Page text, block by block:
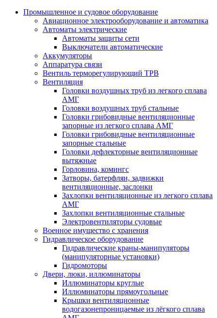
Промышленное и судовое оборудование
Авиационное электрооборудование и автоматика
Автоматы электрические
Автоматы защиты сети
Выключатели автоматические
Аккумуляторы
Аппаратура связи
Вентиль терморегулирующий ТРВ
Вентиляция
Головки воздушных труб из легкого сплава
АМГ
Головки воздушных труб стальные
Головки грибовидные вентиляционные
запорные из легкого сплава АМГ
Головки грибовидные вентиляционные
запорные стальные
Головки дефлекторные вентиляционные
вытяжные
Горловина, комингс
Затворы, батерфляи, задвижки
вентиляционные, заслонки
Захлопки вентиляционные из легкого сплава
АМГ
Захлопки вентиляционные стальные
Электровентиляторы судовые
Военное имущество с хранения
Гидравлическое оборудование
Гидравлические краны-манипуляторы
(манипуляторные установки)
Гидромоторы
Двери, люки, иллюминаторы
Иллюминаторы круглые
Иллюминаторы прямоугольные
Крышки вентиляционные
водогазонепроницаемые из лёгкого сплава